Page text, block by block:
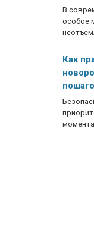
В
особое
Как